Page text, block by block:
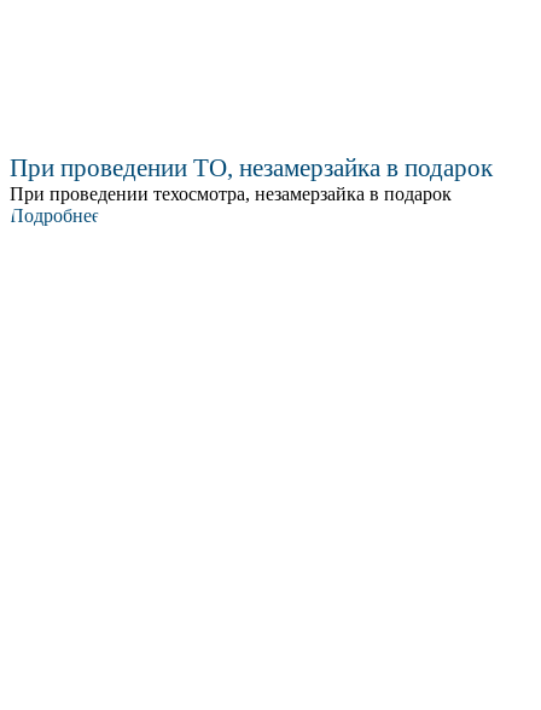
При проведении ТО, незамерзайка в подарок
При проведении техосмотра, незамерзайка в подарок
Подробнее